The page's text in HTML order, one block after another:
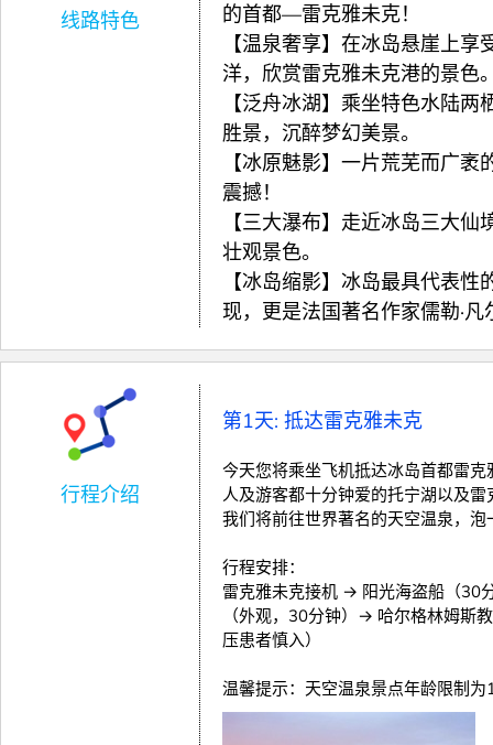
线路特色
的首都—雷克雅未克！
【温泉奢享】在冰岛悬崖上
洋，欣赏雷克雅未克港的景色
【泛舟冰湖】乘坐特色水陆
胜景，沉醉梦幻美景。
【冰原魅影】一片荒芜而广
震撼！
【三大瀑布】走近冰岛三大
壮观景色。
【冰岛缩影】冰岛最具代表
现，更是法国著名作家儒勒·
行程介绍
第1天: 抵达雷克雅未克
今天您将乘坐飞机抵达冰岛首都雷
人及游客都十分钟爱的托宁湖以及
我们将前往世界著名的天空温泉，
行程安排：
雷克雅未克接机 → 阳光海盗船（30
（外观，30分钟）→ 哈尔格林姆斯
压患者慎入）
温馨提示：天空温泉景点年龄限制